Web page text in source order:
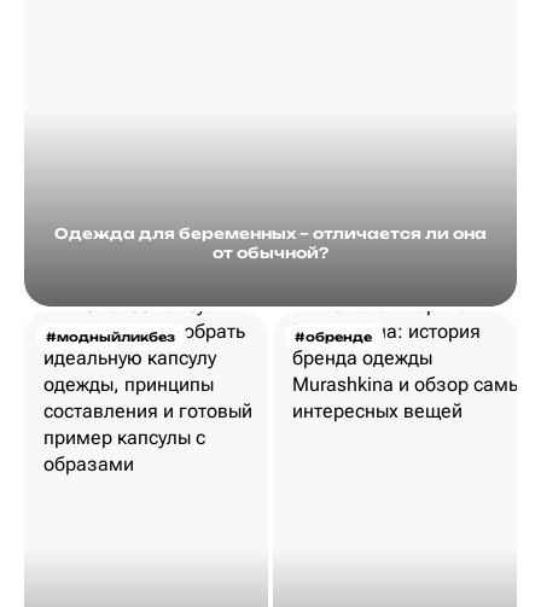
Одежда для беременных – отличается ли она
от обычной?
#модныйликбез #обренде